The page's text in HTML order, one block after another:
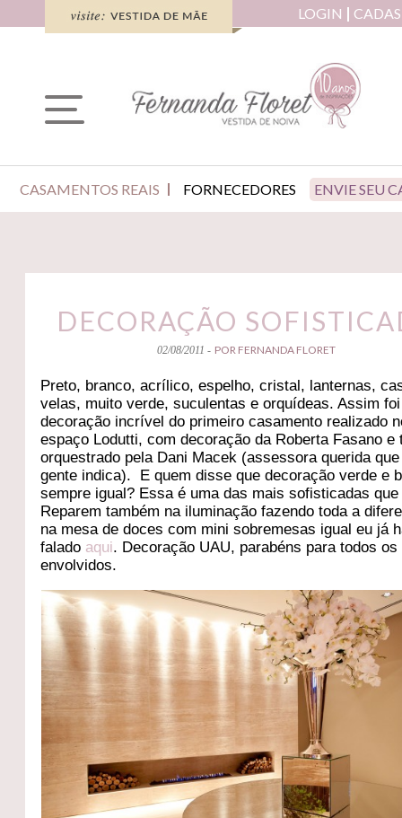
LOGIN
CASAMENTOS REAIS FORNECEDORES ENVIE SEU
DECORAÇÃO
02/08/2011 - POR FERNANDA FLORET
Preto, branco, acrílico, espelho, cristal, lanternas,
velas, muito verde, suculentas e orquídeas. Assim
decoração incrível do primeiro casamento realizado
espaço Lodutti, com decoração da Roberta Fasano e
orquestrado pela Dani Macek (assessora querida
gente indica). E quem disse que decoração verde e
sempre igual? Essa é uma das mais sofisticadas
Reparem também na iluminação fazendo toda a
na mesa de doces com mini sobremesas igual eu já
falado aqui. Decoração UAU, parabéns para todos os
envolvidos.